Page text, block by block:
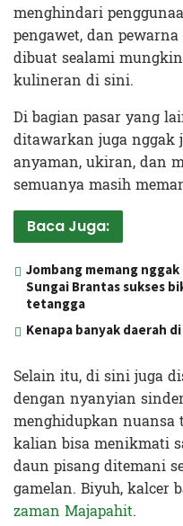
menghindari
pengawet, dan
dibuat sealami
kulineran di sini.
Di bagian pasar yang
ditawarkan juga nggak
anyaman, ukiran, dan
semuanya masih
Baca Juga:
Jombang memang
Sungai Brantas sukses
tetangga
Kenapa banyak daerah
Selain itu, di sini juga
dengan nyanyian
menghidupkan nuansa
kalian bisa menikmati
daun pisang ditemani
gamelan. Biyuh, kalcer
zaman Majapahit.